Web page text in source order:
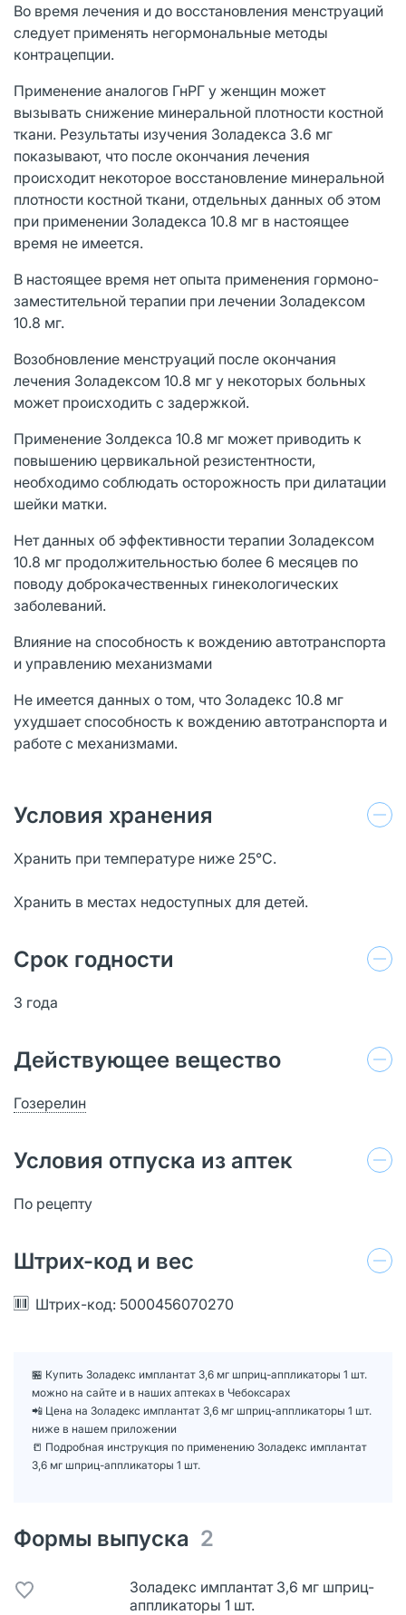
Во время лечения и до восстановления менструаций
следует применять негормональные методы
контрацепции.
Применение аналогов ГнРГ у женщин может
вызывать снижение минеральной плотности костной
ткани. Результаты изучения Золадекса 3.6 мг
показывают, что после окончания лечения
происходит некоторое восстановление минеральной
плотности костной ткани, отдельных данных об этом
при применении Золадекса 10.8 мг в настоящее
время не имеется.
В настоящее время нет опыта применения гормоно-
заместительной терапии при лечении Золадексом
10.8 мг.
Возобновление менструаций после окончания
лечения Золадексом 10.8 мг у некоторых больных
может происходить с задержкой.
Применение Золдекса 10.8 мг может приводить к
повышению цервикальной резистентности,
необходимо соблюдать осторожность при дилатации
шейки матки.
Нет данных об эффективности терапии Золадексом
10.8 мг продолжительностью более 6 месяцев по
поводу доброкачественных гинекологических
заболеваний.
Влияние на способность к вождению автотранспорта
и управлению механизмами
Не имеется данных о том, что Золадекс 10.8 мг
ухудшает способность к вождению автотранспорта и
работе с механизмами.
Условия хранения
Хранить при температуре ниже 25°C.
Хранить в местах недоступных для детей.
Срок годности
3 года
Действующее вещество
Гозерелин
Условия отпуска из аптек
По рецепту
Штрих-код и вес
Штрих-код: 5000456070270
🏪 Купить Золадекс имплантат 3,6 мг шприц-аппликаторы 1 шт.
можно на сайте и в наших аптеках в Чебоксарах
📲 Цена на Золадекс имплантат 3,6 мг шприц-аппликаторы 1 шт.
ниже в нашем приложении
📒 Подробная инструкция по применению Золадекс имплантат
3,6 мг шприц-аппликаторы 1 шт.
Формы выпуска 2
Золадекс имплантат 3,6 мг шприц-
аппликаторы 1 шт.